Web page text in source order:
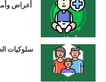
أعراض
سلوكيات